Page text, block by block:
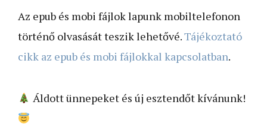
Az epub és mobi fájlok lapunk mobiltelefonon
történő olvasását teszik lehetővé.Tájékoztató
cikk az epub és mobi fájlokkal kapcsolatban.
Áldott ünnepeket és új esztendőt kívánunk!